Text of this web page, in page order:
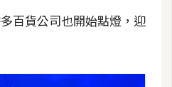
百貨公司也開始點燈，迎